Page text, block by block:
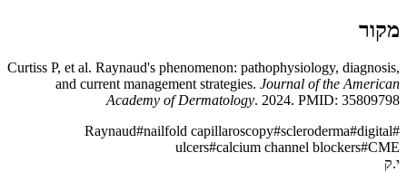
מקור
Curtiss P, et al. Raynaud's phenomenon: pathophysiology, diagnosis,
and current management strategies. Journal of the American
Academy of Dermatology. 2024. PMID: 35809798
#
Raynaud#nailfold capillaroscopy#scleroderma#digital
ulcers#calcium channel blockers#CME
י.ק